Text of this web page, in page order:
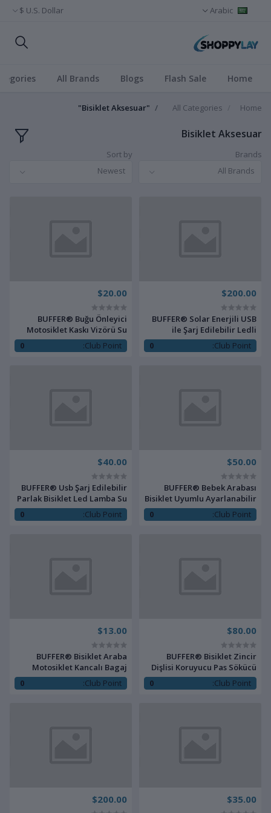
Arabic
U.S. Dollar $
Home
Flash Sale
Blogs
All Brands
Home
All Categories
"Bisiklet Aksesuar"
Bisiklet Aksesuar
Brands
All Brands
Sort by
Newest
$200.00
BUFFER® Solar Enerjili USB
ile Şarj Edilebilir Ledli
Bisiklet Feneri Kornalı ve Su
Geçirmez Far
Club Point:
0
$20.00
BUFFER® Buğu Önleyici
Motosiklet Kaskı Vizörü Su
Geçirmez Dayanıklı Çizik
Koruma Lens Filmi
Club Point:
0
$50.00
BUFFER® Bebek Arabası
Bisiklet Uyumlu Ayarlanabilir
Şişe Biberon ve Suluk Tutucu
Club Point:
0
$40.00
BUFFER® Usb Şarj Edilebilir
Parlak Bisiklet Led Lamba Su
Geçirmez Güvenlik Uyarı
Arka Lamba Işığı
Club Point:
0
$80.00
BUFFER® Bisiklet Zincir
Dişlisi Koruyucu Pas Sökücü
Temizleme Fırçası Aparatı
Bakım Seti 4 Parça
Club Point:
0
$13.00
BUFFER® Bisiklet Araba
Motosiklet Kancalı Bagaj
Gergi Lastiği Sabitleme
Club Point:
0
$35.00
$200.00